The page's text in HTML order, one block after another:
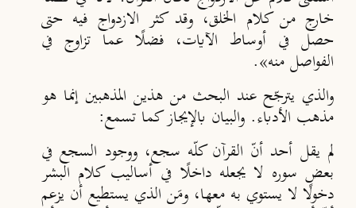
خارج من كلام الخلق، وقد كثر الازدواج فيه حتى
حصل في أوساط الآيات، فضلًا عما تزاوج في
الفواصل منه».
والذي يترجّح عند البحث من هذين المذهبين إنما هو
مذهب الأدباء. والبيان بالإيجاز كما تسمع:
لم يقل أحد أنّ القرآن كلّه سجع، ووجود السجع في
بعض سوره لا يجعله داخلًا في أساليب كلام البشر
دخولًا لا يستوي به معها، ومَن الذي يستطيع أن يزعم